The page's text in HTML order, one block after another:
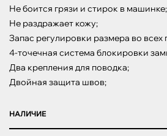
Не боится грязи и стирок в машинке;
Не раздражает кожу;
Запас регулировки размера во всех
4-точечная система блокировки
Два крепления для поводка;
Двойная защита швов;
НАЛИЧИЕ